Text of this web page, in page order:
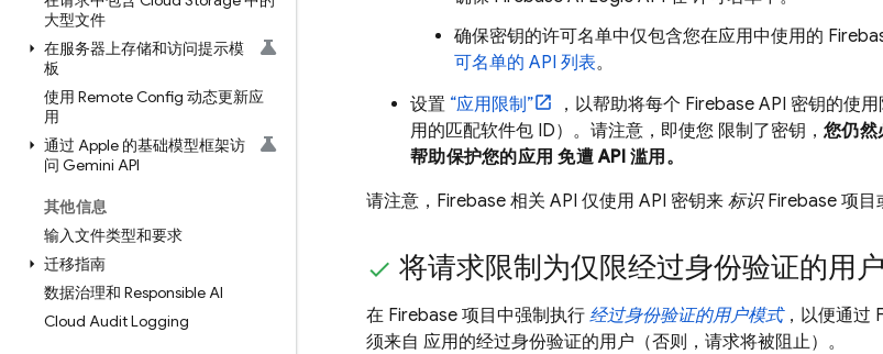
大型文件
在服务器上存储和访问提示模
板
使用 Remote Config 动态更新应
用
通过 Apple 的基础模型框架访
问 Gemini API
其他信息
输入文件类型和要求
迁移指南
数据治理和 Responsible AI
Cloud Audit Logging
确保密钥的许可名单中仅包含您在应用中使用的
可名单的 API 列表。
设置 “应用限制”
，以帮助将每个 Firebase API 密钥的使
用的匹配软件包 ID）。请注意，即使您 限制了密钥， 您仍然
帮助保护您的应用 免遭 API 滥用。
请注意，Firebase 相关 API 仅使用 API 密钥来 标识Firebase 项目
将请求限制为仅限经过身份验证的用户
在 Firebase 项目中强制执行 经过身份验证的用户模式，以便通过
须来自 应用的经过身份验证的用户（否则，请求将被阻止）。